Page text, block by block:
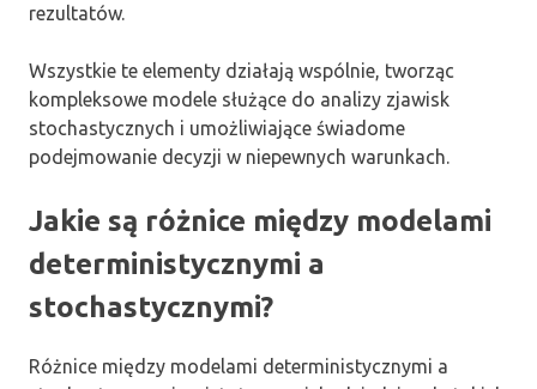
rezultatów.
Wszystkie te elementy działają wspólnie, tworząc
kompleksowe modele służące do analizy zjawisk
stochastycznych i umożliwiające świadome
podejmowanie decyzji w niepewnych warunkach.
Jakie są różnice między modelami
deterministycznymi a
stochastycznymi?
Różnice między modelami deterministycznymi a